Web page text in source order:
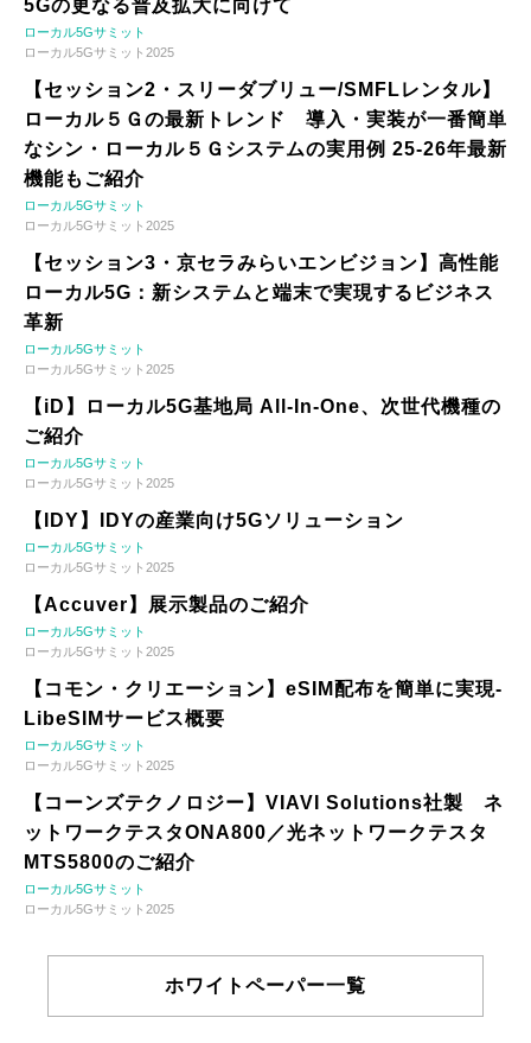
5Gの更なる普及拡大に向けて
ローカル5Gサミット
ローカル5Gサミット2025
【セッション2・スリーダブリュー/SMFLレンタル】
ローカル５Ｇの最新トレンド 導入・実装が一番簡単
なシン・ローカル５Ｇシステムの実用例 25-26年最新
機能もご紹介
ローカル5Gサミット
ローカル5Gサミット2025
【セッション3・京セラみらいエンビジョン】高性能
ローカル5G：新システムと端末で実現するビジネス
革新
ローカル5Gサミット
ローカル5Gサミット2025
【iD】ローカル5G基地局 All-In-One、次世代機種の
ご紹介
ローカル5Gサミット
ローカル5Gサミット2025
【IDY】IDYの産業向け5Gソリューション
ローカル5Gサミット
ローカル5Gサミット2025
【Accuver】展示製品のご紹介
ローカル5Gサミット
ローカル5Gサミット2025
【コモン・クリエーション】eSIM配布を簡単に実現-
LibeSIMサービス概要
ローカル5Gサミット
ローカル5Gサミット2025
【コーンズテクノロジー】VIAVI Solutions社製 ネ
ットワークテスタONA800／光ネットワークテスタ
MTS5800のご紹介
ローカル5Gサミット
ローカル5Gサミット2025
ホワイトペーパー一覧